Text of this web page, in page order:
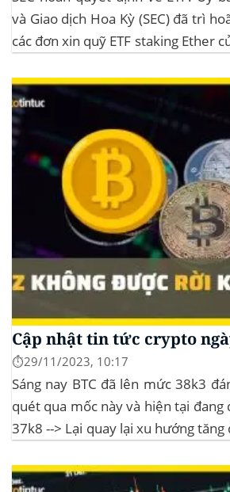
và Giao dịch Hoa Kỳ (SEC) đã trì
các đơn xin quỹ ETF staking Ether
10/2025 để thu thập thêm ý kiến
Cập nhật tin tức crypto
⏱️29/11/2023, 10:17
Sáng nay BTC đã lên mức 38k3
quét qua mốc này và hiện tại đang
37k8 --> Lại quay lại xu hướng tăng
một nửa Bitcoin làm...